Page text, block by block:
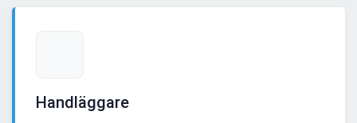
Handläggare